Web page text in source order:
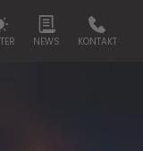
NEWS KONTAKT